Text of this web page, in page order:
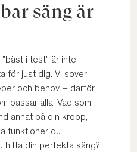
säng är
i test" är inte
för just dig. Vi sover
och behov – därför
passar alla. Vad som
annat på din kropp,
funktioner du
hitta din perfekta säng?